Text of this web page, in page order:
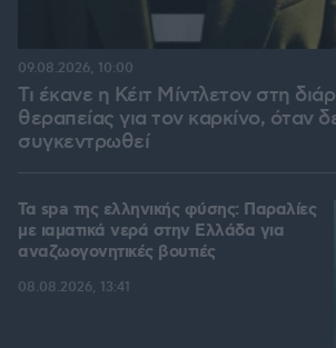
Τι έκανε η Κέιτ Μίντλετον στη
θεραπείας για τον καρκίνο, όταν
συγκεντρωθεί
09.08.2026, 10:00
Τα spa της ελληνικής φύσης: Παραλίες
με ιαματικά νερά στην Ελλάδα για
αναζωογονητικές βουτιές
08.08.2026, 13:41